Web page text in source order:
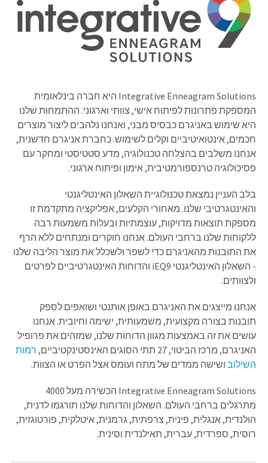
Integrative Enneagram Solutions היא חברה בינלאומית
המספקת פתרונות לפיתוח אישי, צוותי וארגוני. ההתמחות שלנו
היא שימוש באניגרם כבסיס מבני, ואנחנו נלהבים ליצור מוצרים
חכמים, אינטואיטיביים וקלים לשימוש. כחברת אניגרם חדשנית,
אנחנו משלבים בהצלחה טכנולוגיה, מדע סטטיסטי ומחקר עם
פסיכולוגיה טרנספורמטיבית, אימון ופיתוח ארגוני.
בלב העניין נמצאת טכנולוגיית השאלון האינטליגנטי
והאינטגרטיבי שלנו. מאחורי הקלעים, אפליקציה מתקדמת זו
מספקת תוצאות מדויקות, עוצמתיות ובעלות משמעות רבה
ללקוחות שלנו ברחבי העולם. אנחנו חוקרים ומנתחים ללא הרף
את התובנות מהאניגרם כדי לשפר ולשכלל את מוצר הליבה שלנו
- השאלון האינטליגנטי iEQ9 והדוחות האינטגרטיביים לפרטים
ולצוותים.
אנחנו מייצגים את האניגרם באופן אותנטי ושואפים לספק
תובנות בצורה מקצועית, משמעותית, ישימה וחיובית. אנחנו
עושים את זה באמצעות מגוון הדוחות שלנו, שמזהים את פרופיל
האניגרם, מרכז הביטוי, 27 תתי הסוגים האינסטינקטיביים,
רמות
השילוב ושישה ממדים של מתח ועומס אצל הפרט או הצוות.
Integrative Enneagram Solutions הכשירה מעל 4000
מתרגלים ברחבי העולם. השאלון והדוחות שלנו תורגמו לדנית,
הולנדית, אנגלית, פינית, צרפתית, גרמנית, איטלקית, פורטוגזית,
רוסית, ספרדית, עברית, תאילנדית וסינית.